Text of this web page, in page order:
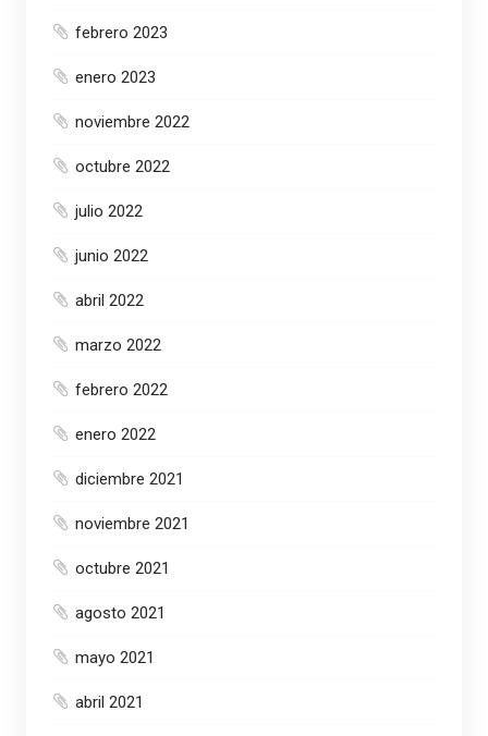
febrero 2023
enero 2023
noviembre 2022
octubre 2022
julio 2022
junio 2022
abril 2022
marzo 2022
febrero 2022
enero 2022
diciembre 2021
noviembre 2021
octubre 2021
agosto 2021
mayo 2021
abril 2021